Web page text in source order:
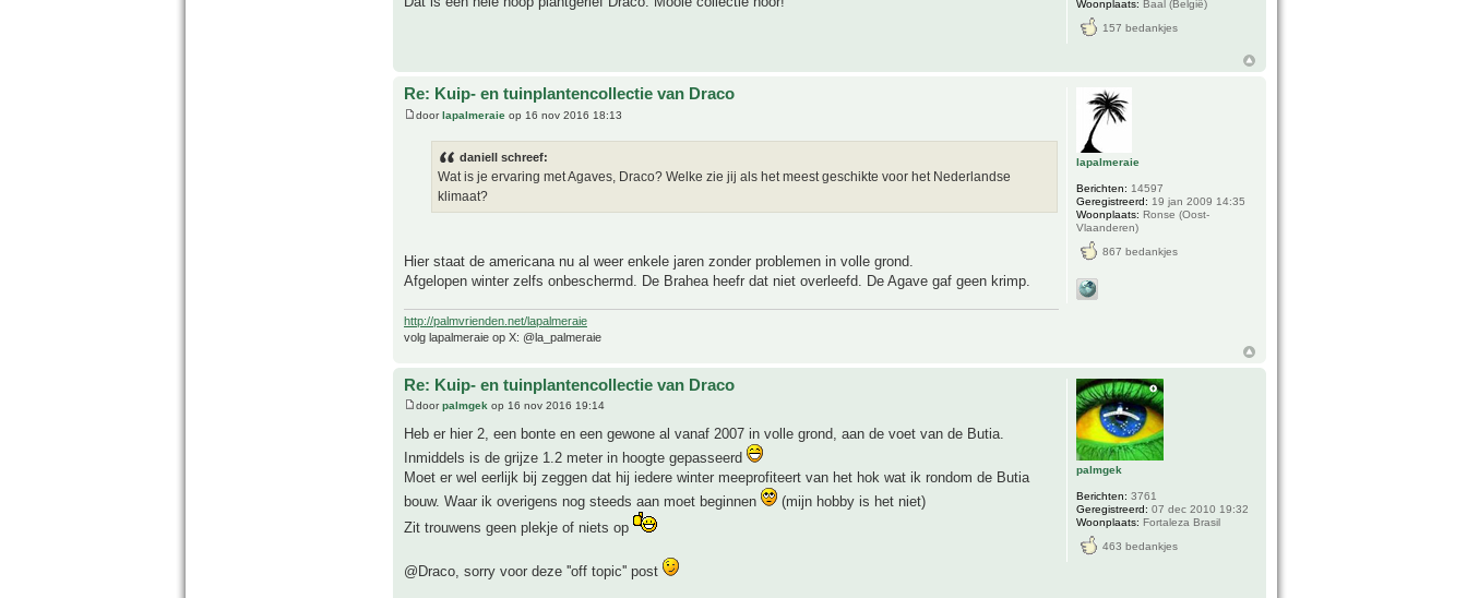
Woonplaats: Baal (België)
157 bedankjes
Re: Kuip- en tuinplantencollectie van Draco
doorlapalmeraie op 16 nov 2016 18:13
daniell schreef:
Wat is je ervaring met Agaves, Draco? Welke zie jij als het meest geschikte voor het Nederlandse
klimaat?
Hier staat de americana nu al weer enkele jaren zonder problemen in volle grond.
Afgelopen winter zelfs onbeschermd. De Brahea heefr dat niet overleefd. De Agave gaf geen krimp.
http://palmvrienden.net/lapalmeraie
volg lapalmeraie op X: @la_palmeraie
lapalmeraie
Berichten: 14597
Geregistreerd: 19 jan 2009 14:35
Woonplaats: Ronse (Oost-
Vlaanderen)
867 bedankjes
Re: Kuip- en tuinplantencollectie van Draco
doorpalmgek op 16 nov 2016 19:14
Heb er hier 2, een bonte en een gewone al vanaf 2007 in volle grond, aan de voet van de Butia.
Inmiddels is de grijze 1.2 meter in hoogte gepasseerd
Moet er wel eerlijk bij zeggen dat hij iedere winter meeprofiteert van het hok wat ik rondom de Butia
bouw. Waar ik overigens nog steeds aan moet beginnen
(mijn hobby is het niet)
Zit trouwens geen plekje of niets op
@Draco, sorry voor deze ''off topic'' post
palmgek
Berichten: 3761
Geregistreerd: 07 dec 2010 19:32
Woonplaats: Fortaleza Brasil
463 bedankjes